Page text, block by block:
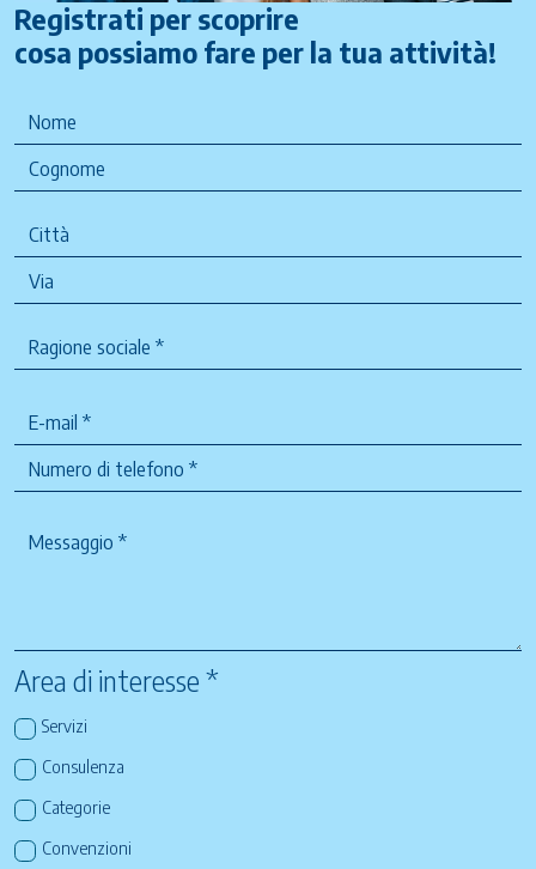
Registrati per scoprire
cosa possiamo fare per la tua attività!
Area di interesse *
Servizi
Consulenza
Categorie
Convenzioni